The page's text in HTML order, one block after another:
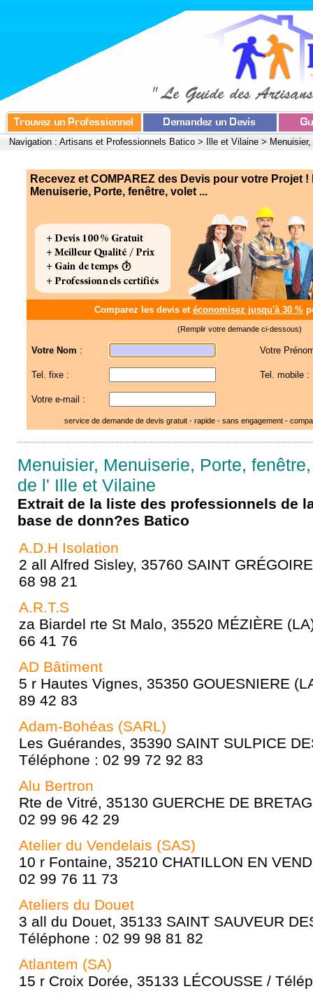
Navigation : Artisans et Professionnels Batico > Ille et Vilaine >
Recevez et COMPAREZ des Devis pour votre Projet !
Menuiserie, Porte, fenêtre, volet ...
Comparez les devis et économisez jusqu'à 30 %
(Remplir votre demande ci-dessous)
Votre Nom : Votre
Tel. fixe : Tel. mobile :
Votre e-mail :
service de demande de devis gratuit - rapide - sans engagement -
Menuisier, Menuiserie, Porte,
de l' Ille et Vilaine
Extrait de la liste des professionnels de
base de donn?es Batico
A.D.H Isolation
2 all Alfred Sisley, 35760 SAINT
68 98 21
A.R.T.S
za Biardel rte St Malo, 35520 MÉZIÈRE
66 41 76
AD Bâtiment
5 r Hautes Vignes, 35350 GOUESNIERE
89 42 83
Adam-Bohéas (SARL)
Les Guérandes, 35390 SAINT SULPICE
Téléphone : 02 99 72 92 83
Alu Bertron
Rte de Vitré, 35130 GUERCHE DE
02 99 96 42 29
Atelier du Vendelais (SAS)
10 r Fontaine, 35210 CHATILLON EN
02 99 76 11 73
Ateliers du Douet
3 all du Douet, 35133 SAINT SAUVEUR
Téléphone : 02 99 98 81 82
Atlantem (SA)
15 r Croix Dorée, 35133 LÉCOUSSE /